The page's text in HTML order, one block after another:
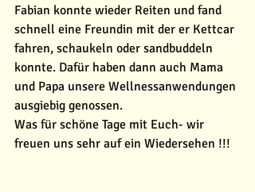
Fabian konnte wieder Reiten und fand
schnell eine Freundin mit der er Kettcar
fahren, schaukeln oder sandbuddeln
konnte. Dafür haben dann auch Mama
und Papa unsere Wellnessanwendungen
ausgiebig genossen.
Was für schöne Tage mit Euch- wir
freuen uns sehr auf ein Wiedersehen !!!